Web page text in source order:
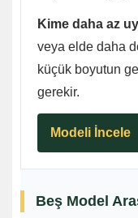
Kime daha az
veya elde daha
küçük boyutun
gerekir.
Modeli İncele
Beş Model